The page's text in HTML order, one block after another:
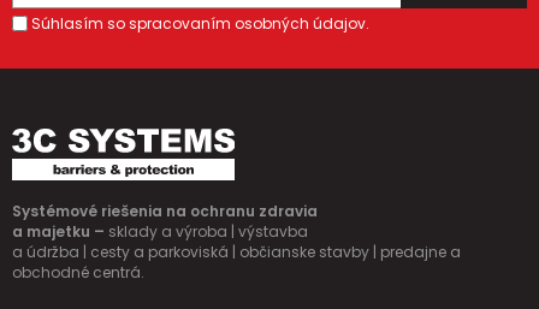
Súhlasím so spracovaním osobných údajov.
Systémové riešenia na ochranu zdravia
a majetku – sklady a výroba | výstavba
a údržba | cesty a parkoviská | občianske stavby | predajne a
obchodné centrá.